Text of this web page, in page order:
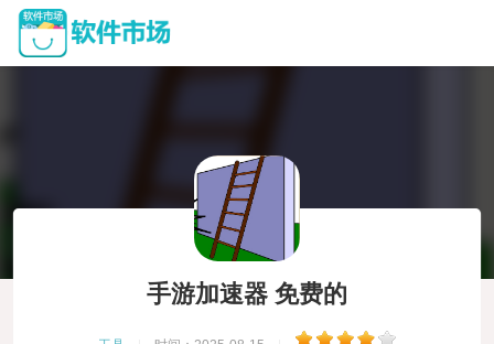
手游加速器 免费的